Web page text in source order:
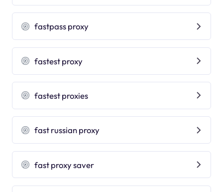
fastpass proxy
fastest proxy
fastest proxies
fast russian proxy
fast proxy saver